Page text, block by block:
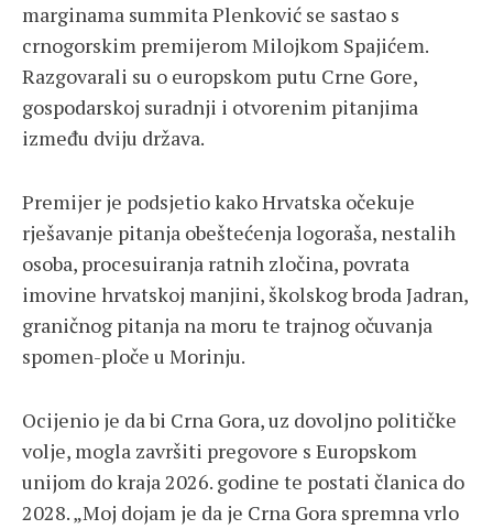
marginama summita Plenković se sastao s
crnogorskim premijerom Milojkom Spajićem.
Razgovarali su o europskom putu Crne Gore,
gospodarskoj suradnji i otvorenim pitanjima
između dviju država.
Premijer je podsjetio kako Hrvatska očekuje
rješavanje pitanja obeštećenja logoraša, nestalih
osoba, procesuiranja ratnih zločina, povrata
imovine hrvatskoj manjini, školskog broda Jadran,
graničnog pitanja na moru te trajnog očuvanja
spomen-ploče u Morinju.
Ocijenio je da bi Crna Gora, uz dovoljno političke
volje, mogla završiti pregovore s Europskom
unijom do kraja 2026. godine te postati članica do
2028. „Moj dojam je da je Crna Gora spremna vrlo